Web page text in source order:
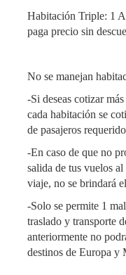
Habitación Triple: 1
paga precio sin
No se manejan
-Si deseas cotizar
cada habitación se
de pasajeros
-En caso de que no
salida de tus vuelos
viaje, no se brindará
-Solo se permite 1
traslado y transporte
anteriormente no
destinos de Europa y